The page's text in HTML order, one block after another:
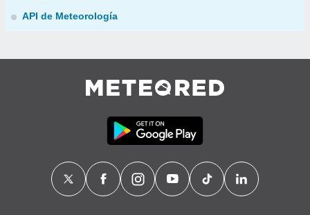
API de Meteorología